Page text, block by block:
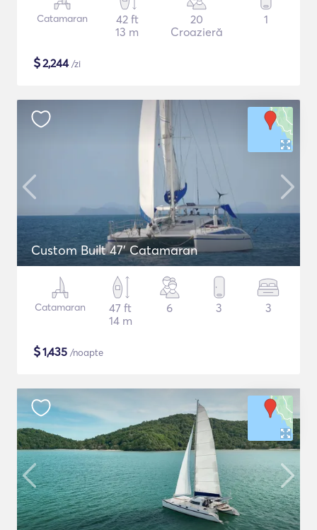
Catamaran
42 ft
13 m
20
Croazieră
1
$2,244/zi
Custom Built 47' Catamaran
Catamaran
47 ft
14 m
6 3 3
$1,435 /noapte